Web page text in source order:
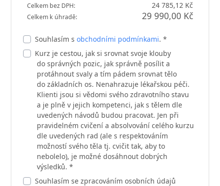
Celkem bez DPH: 24 785,12 Kč
Celkem k úhradě: 29 990,00 Kč
Souhlasím sobchodními podmínkami. *
Kurz je cestou, jak si srovnat svoje klouby
do správných pozic, jak správně posílit a
protáhnout svaly a tím pádem srovnat tělo
do základních os. Nenahrazuje lékařskou péči.
Klienti jsou si vědomi svého zdravotního stavu
a je plně v jejich kompetenci, jak s tělem dle
uvedených návodů budou pracovat. Jen při
pravidelném cvičení a absolvování celého kurzu
dle uvedených rad (ale s respektováním
možností svého těla tj. cvičit tak, aby to
nebolelo), je možné dosáhnout dobrých
výsledků. *
Souhlasím se zpracováním osobních údajů